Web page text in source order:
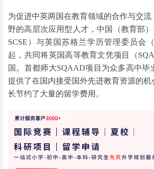
为促进中英两国在教育领域的合作与交
野的高层次应用型人才，中国（教育部
SCSE）与英国苏格兰学历管理委员会
起，共同将英国高等教育文凭项目（
国。首都师大SQAAD项目为众多高中毕
提供了在国内接受国外先进教育资源的机
长节约了大量的留学费用。